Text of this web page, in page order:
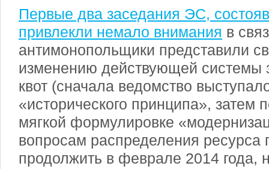
Первые два заседания ЭС,
привлекли немало внимания в
антимонопольщики представили
изменению действующей системы
квот (сначала ведомство
«исторического принципа», затем
мягкой формулировке
вопросам распределения ресурса
продолжить в феврале 2014 года,